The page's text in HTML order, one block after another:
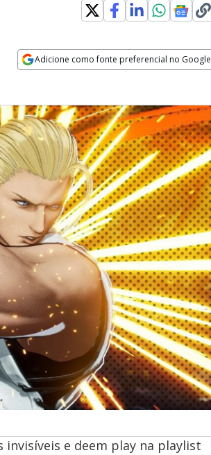
Adicione como fonte preferencial no Google
invisíveis e deem play na playlist